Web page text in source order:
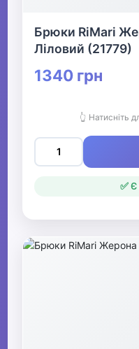
Брюки RiMari
Ліловий (21779)
1340 грн
👆 Натисніть
✅ Є